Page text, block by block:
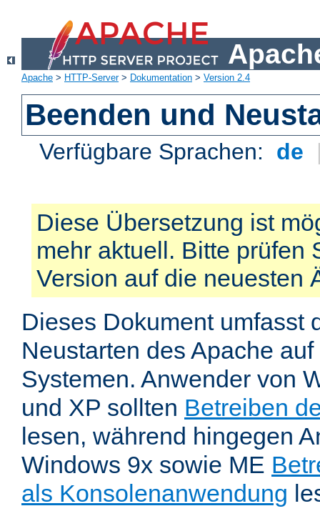
Apache > HTTP-Server> Dokumentation > Version 2.4
Beenden und
Verfügbare Sprachen: de
Diese Übersetzung ist
mehr aktuell. Bitte prüfen
Version auf die neuesten
Dieses Dokument umfasst
Neustarten des Apache
Systemen. Anwender von
und XP sollten Betreiben
lesen, während hingegen
Windows 9x sowie ME
als Konsolenanwendung